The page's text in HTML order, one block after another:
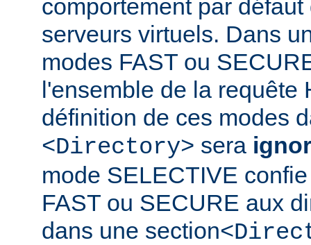
comportement par
serveurs virtuels. Dans
modes FAST ou
l'ensemble de la requête
définition de ces modes
<Directory> sera
mode SELECTIVE
FAST ou SECURE aux
dans une section